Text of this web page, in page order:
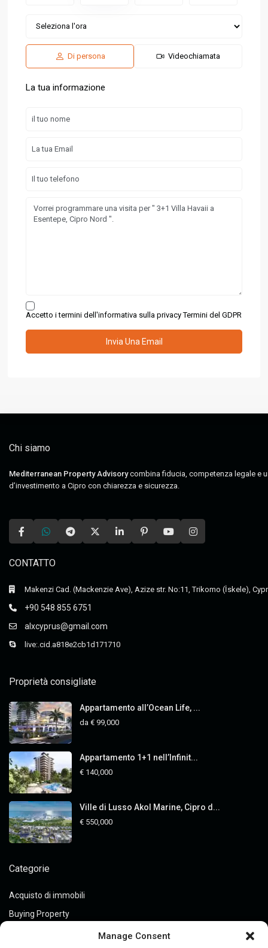
Manage Consent
Di persona Videochiamata
La tua informazione
Accetto i termini dell'informativa sulla privacyTermini del GDPR
Chi siamo
Mediterranean Property Advisorycombina fiducia, competenza legale e
d’investimento a Cipro con chiarezza e sicurezza.
CONTATTO
Makenzi Cad. (Mackenzie Ave), Azize str. No:11, Trikomo (İskele),
+90 548 855 6751
alxcyprus@gmail.com
live:.cid.a818e2cb1d171710
Proprietà consigliate
Appartamento all’Ocean Life, ...
da € 99,000
Appartamento 1+1 nell’Infinit...
€ 140,000
Ville di Lusso Akol Marine, Cipro d...
€ 550,000
Categorie
Acquisto di immobili
Buying Property